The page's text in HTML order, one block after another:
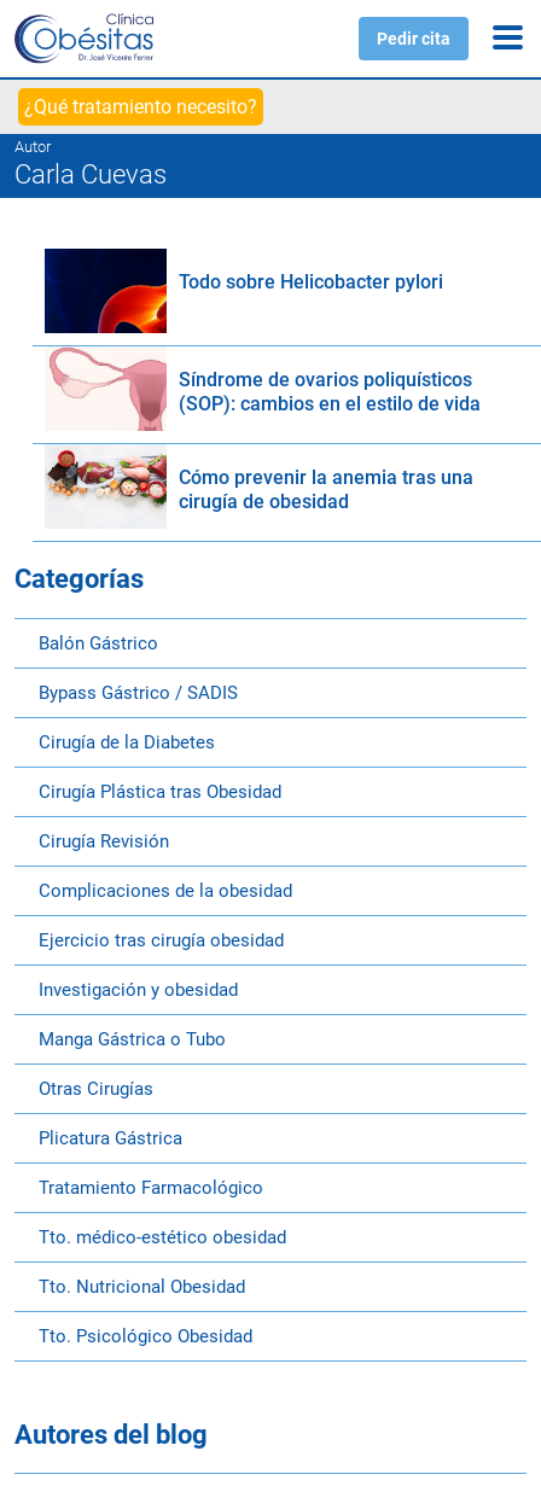
Pedir cita
¿Qué tratamiento necesito?
Autor
Carla Cuevas
Todo sobre Helicobacter pylori
Síndrome de ovarios poliquísticos
(SOP): cambios en el estilo de vida
Cómo prevenir la anemia tras una
cirugía de obesidad
Categorías
Balón Gástrico
Bypass Gástrico / SADIS
Cirugía de la Diabetes
Cirugía Plástica tras Obesidad
Cirugía Revisión
Complicaciones de la obesidad
Ejercicio tras cirugía obesidad
Investigación y obesidad
Manga Gástrica o Tubo
Otras Cirugías
Plicatura Gástrica
Tratamiento Farmacológico
Tto. médico-estético obesidad
Tto. Nutricional Obesidad
Tto. Psicológico Obesidad
Autores del blog